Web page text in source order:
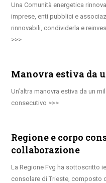
Una Comunità energetica
imprese, enti pubblici e
rinnovabili, condividerla e
Manovra estiva da
Un’altra manovra estiva da un
consecutivo
Regione e corpo
collaborazione
La Regione Fvg ha sottoscritto
consolare di Trieste, composto